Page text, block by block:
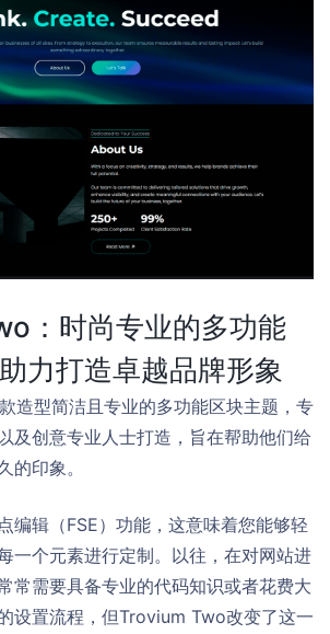
：时尚专业的多功能
力打造卓越品牌形象
造型简洁且专业的多功能区块主题，专
及创意专业人士打造，旨在帮助他们给
的印象。
编辑（FSE）功能，这意味着您能够轻
一个元素进行定制。以往，在对网站进
常需要具备专业的代码知识或者花费大
设置流程，但Trovium Two改变了这一